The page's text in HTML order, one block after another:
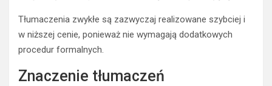
Tłumaczenia zwykłe są zazwyczaj realizowane szybciej i
w niższej cenie, ponieważ nie wymagają dodatkowych
procedur formalnych.
Znaczenie tłumaczeń